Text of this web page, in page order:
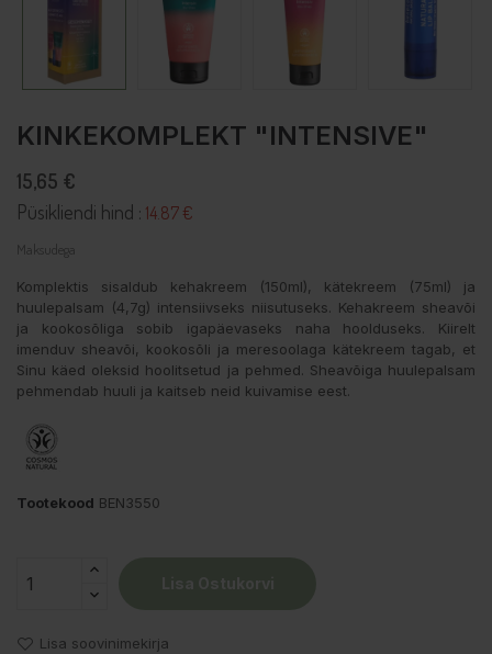
KINKEKOMPLEKT "INTENSIVE"
15,65 €
Püsikliendi hind : 14.87 €
Maksudega
Komplektis sisaldub kehakreem (150ml), kätekreem (75ml) ja
huulepalsam (4,7g) intensiivseks niisutuseks. Kehakreem sheavõi
ja kookosõliga sobib igapäevaseks naha hoolduseks. Kiirelt
imenduv sheavõi, kookosõli ja meresoolaga kätekreem tagab, et
Sinu käed oleksid hoolitsetud ja pehmed. Sheavõiga huulepalsam
pehmendab huuli ja kaitseb neid kuivamise eest.
Tootekood BEN3550
Lisa soovinimekirja